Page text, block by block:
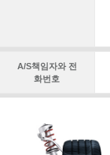
A/S책임자와 전
화번호